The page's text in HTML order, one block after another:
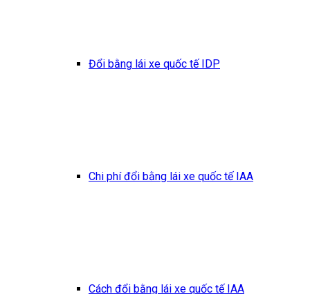
Đổi bằng lái xe quốc tế IDP
Chi phí đổi bằng lái xe quốc tế IAA
Cách đổi bằng lái xe quốc tế IAA